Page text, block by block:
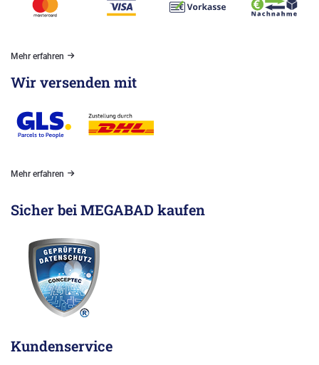
Mehr erfahren
Wir versenden mit
Mehr erfahren
Sicher bei MEGABAD kaufen
Kundenservice